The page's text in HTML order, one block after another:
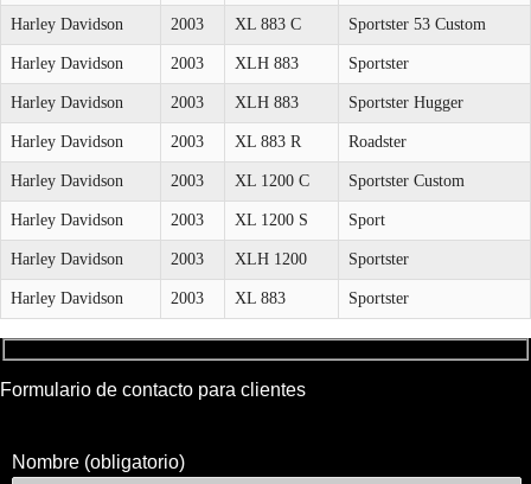
Harley Davidson 2003 XL 883 C Sportster 53 Custom
Harley Davidson 2003 XLH 883 Sportster
Harley Davidson 2003 XLH 883 Sportster Hugger
Harley Davidson 2003 XL 883 R Roadster
Harley Davidson 2003 XL 1200 C Sportster Custom
Harley Davidson 2003 XL 1200 S Sport
Harley Davidson 2003 XLH 1200 Sportster
Harley Davidson 2003 XL 883 Sportster
Formulario de contacto para clientes
Nombre (obligatorio)